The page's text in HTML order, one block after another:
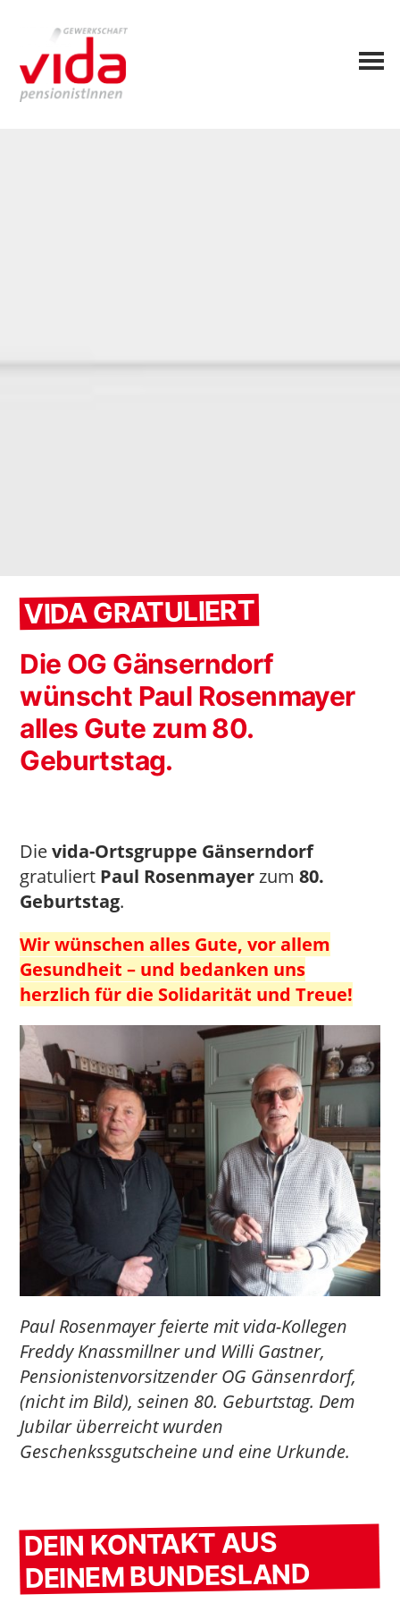
VIDA GRATULIERT
Die OG Gänserndorf
wünscht Paul Rosenmayer
alles Gute zum 80.
Geburtstag.
Dievida-Ortsgruppe Gänserndorf
gratuliert Paul Rosenmayerzum80.
Geburtstag.
Wir wünschen alles Gute, vor allem
Gesundheit – und bedanken uns
herzlich für die Solidarität und Treue!
Paul Rosenmayer feierte mit vida-Kollegen
Freddy Knassmillner und Willi Gastner,
Pensionistenvorsitzender OG Gänsenrdorf,
(nicht im Bild), seinen 80. Geburtstag. Dem
Jubilar überreicht wurden
Geschenkssgutscheine und eine Urkunde.
DEIN KONTAKT AUS
DEINEM BUNDESLAND